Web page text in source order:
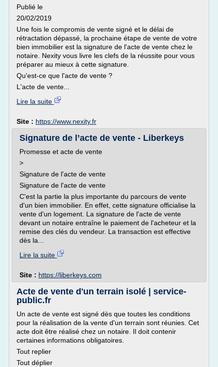
Publié le
20/02/2019
Une fois le compromis de vente signé et le délai de
rétractation dépassé, la prochaine étape de vente de votre
bien immobilier est la signature de l'acte de vente chez le
notaire. Nexity vous livre les clefs de la réussite pour vous
préparer au mieux à cette signature.
Qu'est-ce que l'acte de vente ?
L'acte de vente...
Lire la suite
Site : https://www.nexity.fr
Signature de l’acte de vente - Liberkeys
Promesse et acte de vente
>
Signature de l'acte de vente
Signature de l'acte de vente
C'est la partie la plus importante du parcours de vente
d'un bien immobilier. En effet, cette signature officialise la
vente d'un logement. La signature de l'acte de vente
devant un notaire entraîne le paiement de l'acheteur et la
remise des clés du vendeur. La transaction est effective
dès la...
Lire la suite
Site : https://liberkeys.com
Acte de vente d'un terrain isolé | service-
public.fr
Un acte de vente est signé dès que toutes les conditions
pour la réalisation de la vente d'un terrain sont réunies. Cet
acte doit être réalisé chez un notaire. Il doit contenir
certaines informations obligatoires.
Tout replier
Tout déplier